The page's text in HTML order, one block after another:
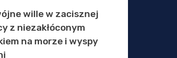
wille w zacisznej
z niezakłóconym
na morze i wyspy